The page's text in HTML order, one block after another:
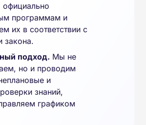
официально
программам и
их в соответствии с
закона.
подход. Мы не
но и проводим
и
знаний,
графиком